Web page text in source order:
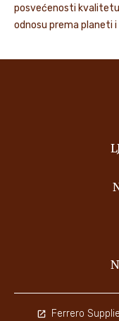
posvećenosti
odnosu prema planeti
Ferrero